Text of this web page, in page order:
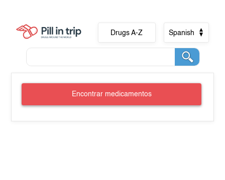
Drugs A-Z Spanish
Encontrar medicamentos